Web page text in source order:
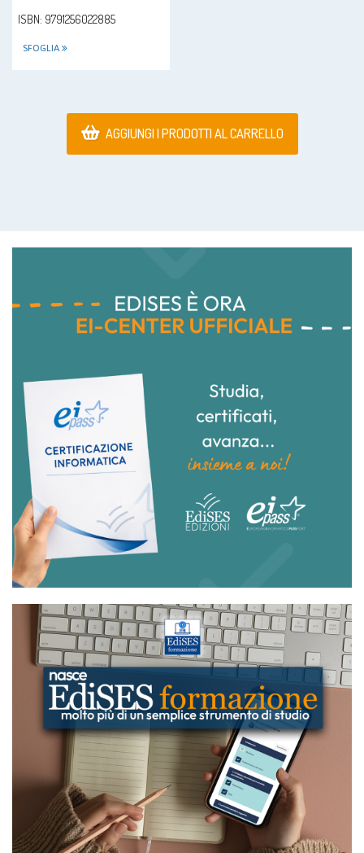
ISBN: 9791256022885
SFOGLIA
AGGIUNGI I PRODOTTI AL CARRELLO